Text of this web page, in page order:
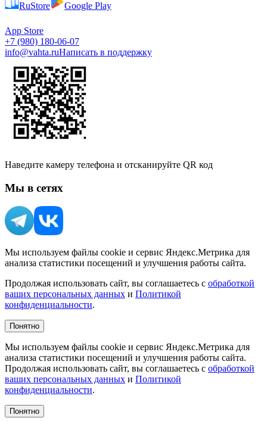
RuStore Google Play
App Store
+7 (980) 180-06-07
info@vahta.ruНаписать в поддержку
Наведите камеру телефона и отсканируйте QR код
Мы в сетях
Мы используем файлы cookie и сервис Яндекс.Метрика для
анализа статистики посещений и улучшения работы сайта.
Продолжая использовать сайт, вы соглашаетесь с обработкой
ваших персональных данных и Политикой
конфиденциальности.
Понятно
Мы используем файлы cookie и сервис Яндекс.Метрика для
анализа статистики посещений и улучшения работы сайта.
Продолжая использовать сайт, вы соглашаетесь с обработкой
ваших персональных данных и Политикой
конфиденциальности.
Понятно